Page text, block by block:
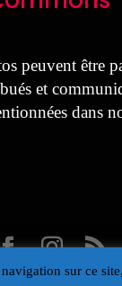
peuvent être
et
dans
pour la
sur ce